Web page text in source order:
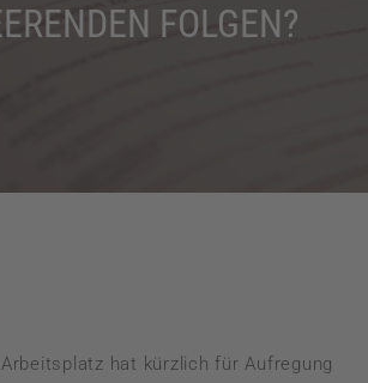
FOLGEN?
hat kürzlich für Aufregung